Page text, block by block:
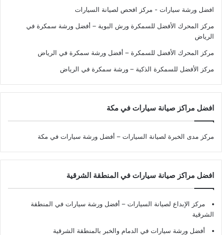
افضل ورشة سيارات - مركز افحص لصيانة السيارات
مركز المحرك الأفضل للسمكرة ورش البوية – أفضل ورشة سمكرة في
الرياض
مركز المحرك الأفضل للسمكرة – أفضل ورشة سمكرة في الرياض
مركز الأفضل للسمكرة الذكية – ورشة سمكرة في الرياض
افضل مراكز صيانة سيارات في مكة
مركز مدى الخبرة لصيانة السيارات – أفضل ورشة سيارات في مكة
افضل مراكز صيانة سيارات في المنطقة الشرقية
مركز الإبداع لصيانة السيارات – أفضل ورشة سيارات في المنطقة
الشرقية
أفضل ورشة سيارات في الدمام والخبر بالمنطقة الشرقية